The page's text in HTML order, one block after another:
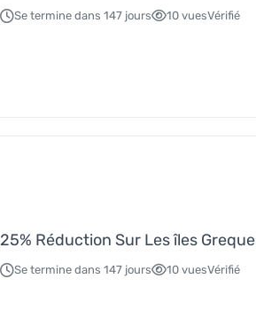
Se termine dans 147 jours 10 vuesVérifié
25% Réduction Sur Les îles
Se termine dans 147 jours 10 vuesVérifié